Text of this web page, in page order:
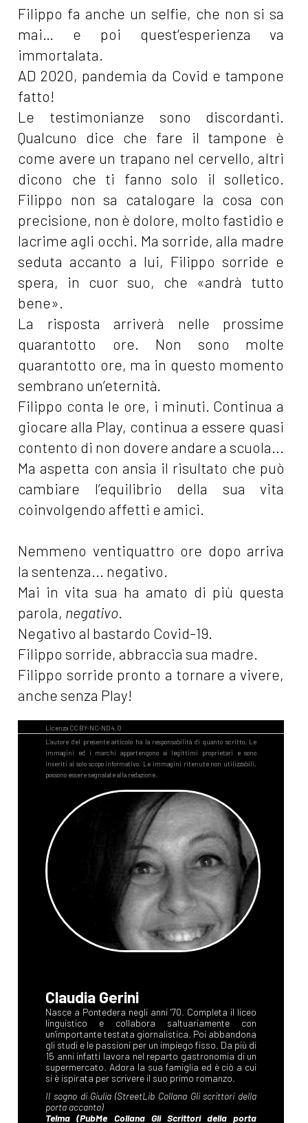
Filippo fa anche un selfie, che non si sa
mai… e poi quest’esperienza va
immortalata.
AD 2020, pandemia da Covid e tampone
fatto!
Le testimonianze sono discordanti.
Qualcuno dice che fare il tampone è
come avere un trapano nel cervello, altri
dicono che ti fanno solo il solletico.
Filippo non sa catalogare la cosa con
precisione, non è dolore, molto fastidio e
lacrime agli occhi. Ma sorride, alla madre
seduta accanto a lui, Filippo sorride e
spera, in cuor suo, che «andrà tutto
bene».
La risposta arriverà nelle prossime
quarantotto ore. Non sono molte
quarantotto ore, ma in questo momento
sembrano un’eternità.
Filippo conta le ore, i minuti. Continua a
giocare alla Play, continua a essere quasi
contento di non dovere andare a scuola...
Ma aspetta con ansia il risultato che può
cambiare l’equilibrio della sua vita
coinvolgendo affetti e amici.
Nemmeno ventiquattro ore dopo arriva
la sentenza... negativo.
Mai in vita sua ha amato di più questa
parola, negativo
Negativo al bastardo Covid-19.
Filippo sorride, abbraccia sua madre.
Filippo sorride pronto a tornare a vivere,
anche senza Play!
Claudia Gerini